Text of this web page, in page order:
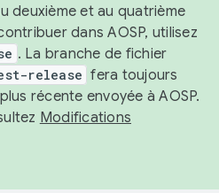
deuxième et au quatrième
dans AOSP, utilisez
. La branche de fichier
release fera toujours
récente envoyée à AOSP.
Modifications